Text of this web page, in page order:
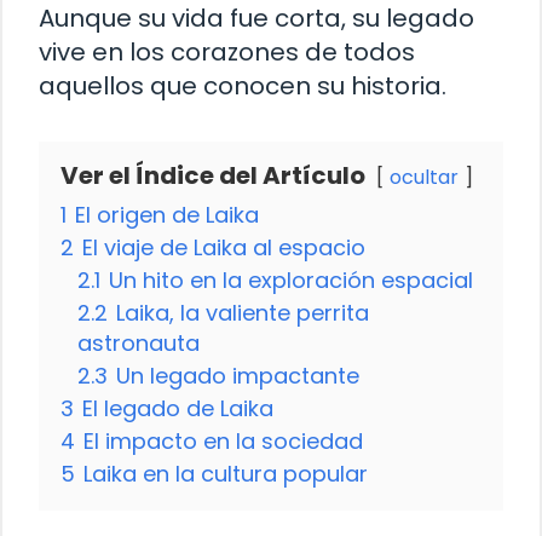
Aunque su vida fue corta, su legado
vive en los corazones de todos
aquellos que conocen su historia.
Ver el Índice del Artículo ocultar
1 El origen de Laika
2 El viaje de Laika al espacio
2.1 Un hito en la exploración espacial
2.2 Laika, la valiente perrita
astronauta
2.3 Un legado impactante
3 El legado de Laika
4 El impacto en la sociedad
5 Laika en la cultura popular